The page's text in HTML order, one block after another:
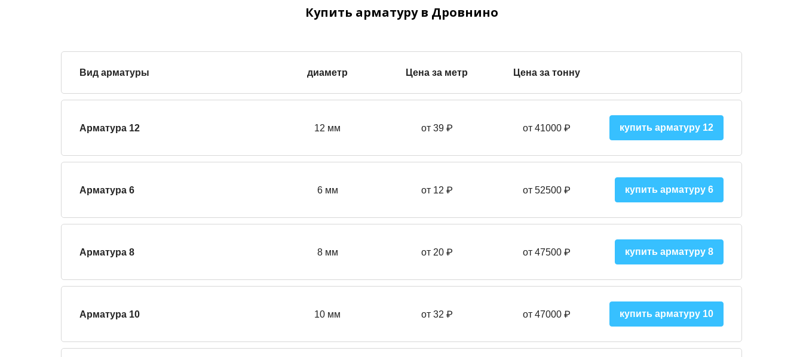
Купить арматуру в Дровнино
Вид арматуры диаметр Цена за метр Цена за тонну
Арматура 12 12 мм от 39₽ от 41000₽ купить арматуру 12
Арматура 6 6 мм от 12 ₽ от 52500₽ купить арматуру 6
Арматура 8 8 мм от 20 ₽ от 47500₽ купить арматуру 8
Арматура 10 10 мм от 32 ₽ от 47000₽ купить арматуру 10